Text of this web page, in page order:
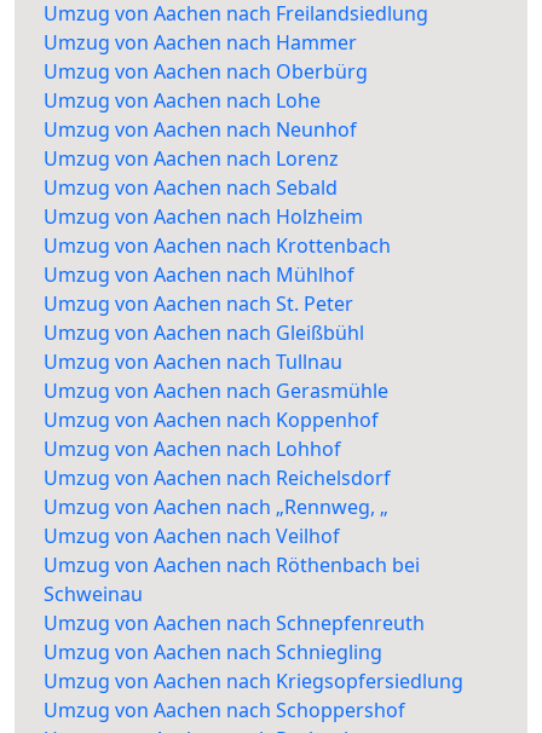
Umzug von Aachen nach Freilandsiedlung
Umzug von Aachen nach Hammer
Umzug von Aachen nach Oberbürg
Umzug von Aachen nach Lohe
Umzug von Aachen nach Neunhof
Umzug von Aachen nach Lorenz
Umzug von Aachen nach Sebald
Umzug von Aachen nach Holzheim
Umzug von Aachen nach Krottenbach
Umzug von Aachen nach Mühlhof
Umzug von Aachen nach St. Peter
Umzug von Aachen nach Gleißbühl
Umzug von Aachen nach Tullnau
Umzug von Aachen nach Gerasmühle
Umzug von Aachen nach Koppenhof
Umzug von Aachen nach Lohhof
Umzug von Aachen nach Reichelsdorf
Umzug von Aachen nach „Rennweg, „
Umzug von Aachen nach Veilhof
Umzug von Aachen nach Röthenbach bei
Schweinau
Umzug von Aachen nach Schnepfenreuth
Umzug von Aachen nach Schniegling
Umzug von Aachen nach Kriegsopfersiedlung
Umzug von Aachen nach Schoppershof